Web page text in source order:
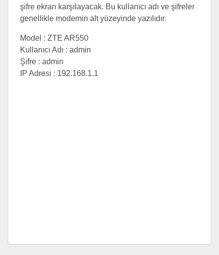
şifre ekran karşılayacak. Bu kullanıcı adı ve şifreler
genellikle modemin alt yüzeyinde yazılıdır.
Model : ZTE AR550
Kullanıcı Adı : admin
Şifre : admin
IP Adresi : 192.168.1.1